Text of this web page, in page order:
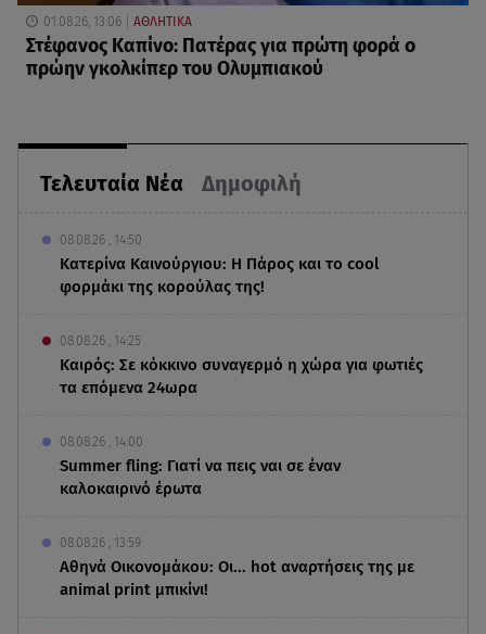
Τελευταία Νέα Δημοφιλή
08.08.26 , 14:50
Κατερίνα Καινούργιου: Η Πάρος και το cool
φορμάκι της κορούλας της!
08.08.26 , 14:25
Καιρός: Σε κόκκινο συναγερμό η χώρα για φωτιές
τα επόμενα 24ωρα
08.08.26 , 14:00
Summer fling: Γιατί να πεις ναι σε έναν
καλοκαιρινό έρωτα
08.08.26 , 13:59
Αθηνά Οικονομάκου: Οι... hot αναρτήσεις της με
animal print μπικίνι!
01.08.26, 13:06 ΑΘΛΗΤΙΚΑ
Στέφανος Καπίνο: Πατέρας για πρώτη φορά ο
πρώην γκολκίπερ του Ολυμπιακού